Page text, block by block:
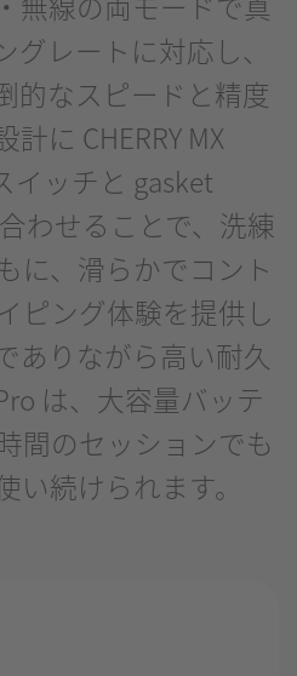
グレートに対応し、
的なスピードと精度
に CHERRY MX
イッチと gasket
わせることで、洗練
に、滑らかでコント
ピング体験を提供し
ありながら高い耐久
は、大容量バッテ
間のセッションでも
続けられます。